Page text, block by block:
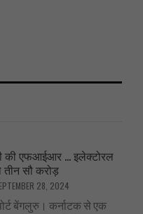
की एफआईआर … इलेक्टोरल
सौ करोड़
28, 2024
बेंगलुरु। कर्नाटक से एक